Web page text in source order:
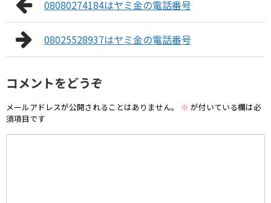
08080274184はヤミ金の電話番号
08025528937はヤミ金の電話番号
コメントをどうぞ
メールアドレスが公開されることはありません。 ※ が付いている欄は必
須項目です